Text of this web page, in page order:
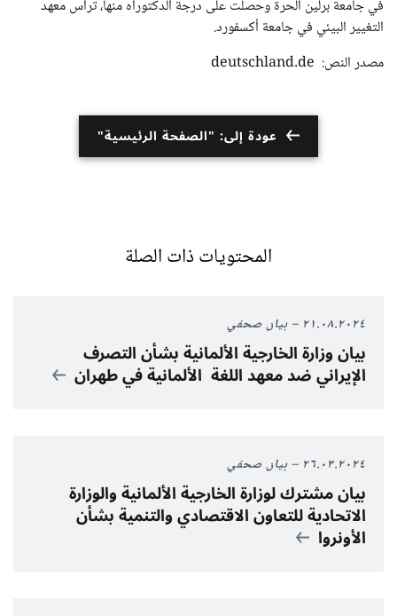
في جامعة برلين الحرة وحصلت على درجة الدكتوراه منها، ترأس معهد
التغيير البيئي في جامعة أكسفورد.
مصدر النص: deutschland.de
عودة إلى: "الصفحة الرئيسية"
المحتويات ذات الصلة
٢١.٠٨.٢٠٢٤ بيان صحفي
بيان وزارة الخارجية الألمانية بشأن التصرف
الإيراني ضد معهد اللغة الألمانية في طهران
٢٦.٠٣.٢٠٢٤ بيان صحفي
بيان مشترك لوزارة الخارجية الألمانية والوزارة
الاتحادية للتعاون الاقتصادي والتنمية بشأن
الأونروا